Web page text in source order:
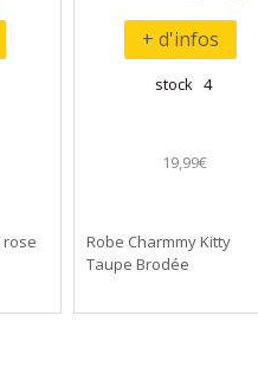
rose
+ d'infos
stock 4
19,99€
Robe Charmmy Kitty
Taupe Brodée